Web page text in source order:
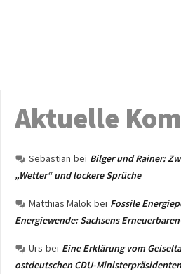
Aktuelle
Sebastian bei Bilger und Rainer:
„Wetter“ und lockere Sprüche
Matthias Malok bei Fossile
Energiewende: Sachsens
Urs bei Eine Erklärung vom
ostdeutschen CDU-